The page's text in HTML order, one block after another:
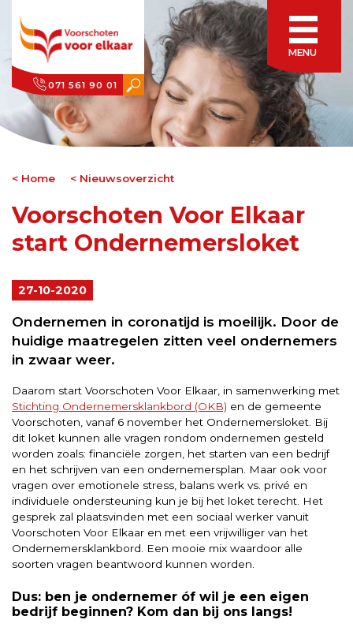
071 561 90 01
Home Nieuwsoverzicht
Voorschoten Voor Elkaar
start Ondernemersloket
27-10-2020
Ondernemen in coronatijd is moeilijk. Door de
huidige maatregelen zitten veel ondernemers
in zwaar weer.
Daarom start Voorschoten Voor Elkaar, in samenwerking met
Stichting Ondernemersklankbord (OKB) en de gemeente
Voorschoten, vanaf 6 november het Ondernemersloket. Bij
dit loket kunnen alle vragen rondom ondernemen gesteld
worden zoals: financiële zorgen, het starten van een bedrijf
en het schrijven van een ondernemersplan. Maar ook voor
vragen over emotionele stress, balans werk vs. privé en
individuele ondersteuning kun je bij het loket terecht. Het
gesprek zal plaatsvinden met een sociaal werker vanuit
Voorschoten Voor Elkaar en met een vrijwilliger van het
Ondernemersklankbord. Een mooie mix waardoor alle
soorten vragen beantwoord kunnen worden.
Dus: ben je ondernemer óf wil je een eigen
bedrijf beginnen? Kom dan bij ons langs!
MENU